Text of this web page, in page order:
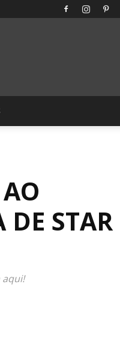
STAR
aqui!